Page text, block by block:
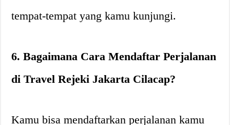
tempat-tempat yang kamu kunjungi.
6. Bagaimana Cara Mendaftar Perjalanan
di Travel Rejeki Jakarta Cilacap?
Kamu bisa mendaftarkan perjalanan kamu